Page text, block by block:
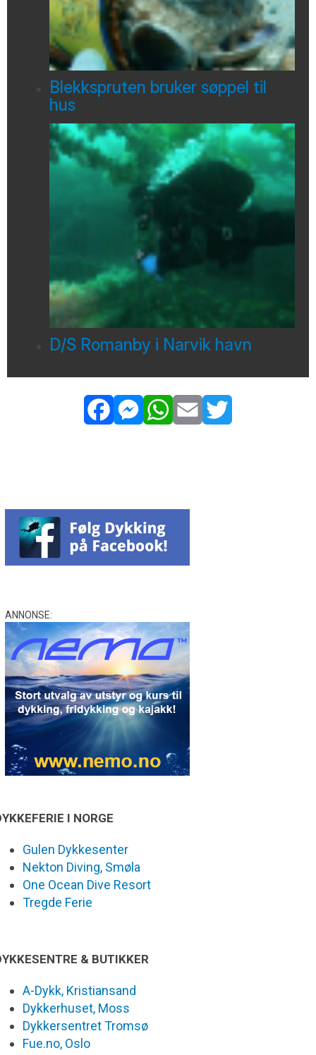
Blekkspruten bruker søppel til
hus
D/S Romanby i Narvik havn
ANNONSE:
I NORGE
Gulen Dykkesenter
Nekton Diving, Smøla
One Ocean Dive Resort
Tregde Ferie
& BUTIKKER
A-Dykk, Kristiansand
Dykkerhuset, Moss
Dykkersentret Tromsø
Fue.no, Oslo